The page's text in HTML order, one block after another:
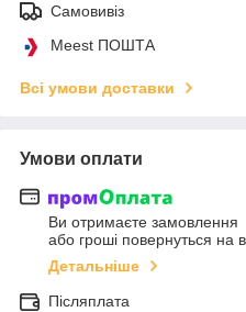
Самовивіз
Meest ПОШТА
Всі умови доставки
Умови оплати
Ви отримаєте замовлення
або гроші повернуться на
Детальніше
Післяплата